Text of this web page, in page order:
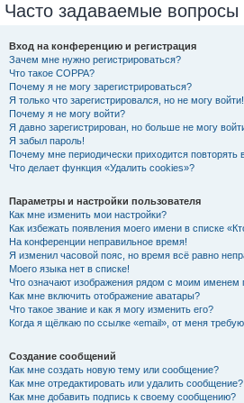
Часто задаваемые вопросы
Вход на конференцию и регистрация
Зачем мне нужно регистрироваться?
Что такое COPPA?
Почему я не могу зарегистрироваться?
Я только что зарегистрировался, но не могу войти!
Почему я не могу войти?
Я давно зарегистрирован, но больше не могу
Я забыл пароль!
Почему мне периодически приходится повторять
Что делает функция «Удалить cookies»?
Параметры и настройки пользователя
Как мне изменить мои настройки?
Как избежать появления моего имени в списке
На конференции неправильное время!
Я изменил часовой пояс, но время всё равно
Моего языка нет в списке!
Что означают изображения рядом с моим именем
Как мне включить отображение аватары?
Что такое звание и как я могу изменить его?
Когда я щёлкаю по ссылке «email», от меня
Создание сообщений
Как мне создать новую тему или сообщение?
Как мне отредактировать или удалить сообщение?
Как мне добавить подпись к своему сообщению?